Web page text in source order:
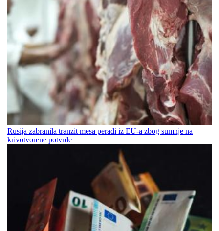
Rusija zabranila tranzit mesa peradi iz EU-a zbog sumnje na
krivotvorene potvrde